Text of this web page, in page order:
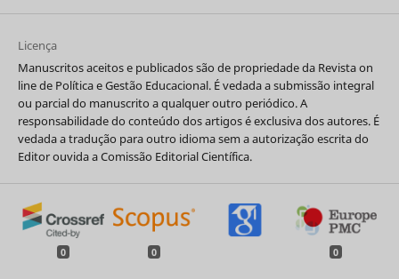
Licença
Manuscritos aceitos e publicados são de propriedade da Revista on
line de Política e Gestão Educacional. É vedada a submissão integral
ou parcial do manuscrito a qualquer outro periódico. A
responsabilidade do conteúdo dos artigos é exclusiva dos autores. É
vedada a tradução para outro idioma sem a autorização escrita do
Editor ouvida a Comissão Editorial Científica.
0 0 0